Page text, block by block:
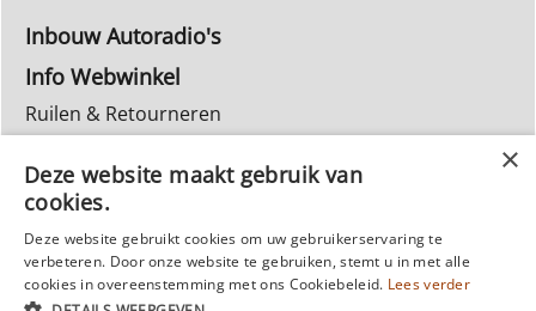
Inbouw Autoradio's
Info Webwinkel
Ruilen & Retourneren
Reparatie
Deze website maakt gebruik van
cookies.
Deze website gebruikt cookies om uw gebruikerservaring te
verbeteren. Door onze website te gebruiken, stemt u in met alle
cookies in overeenstemming met ons Cookiebeleid. Lees verder